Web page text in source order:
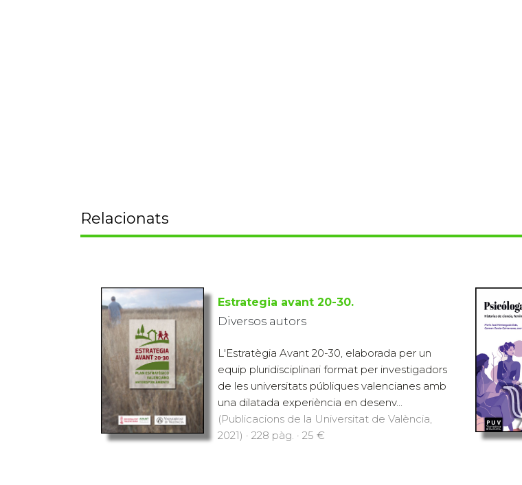
Relacionats
Estrategia avant 20-30.
Diversos autors
L'Estratègia Avant 20-30, elaborada per un
equip pluridisciplinari format per investigadors
de les universitats públiques valencianes amb
una dilatada experiència en desenv...
(Publicacions de la Universitat de València,
2021) · 228 pàg. · 25 €